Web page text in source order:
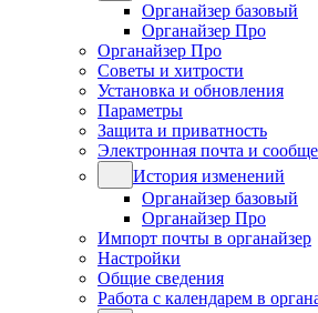
Органайзер базовый
Органайзер Про
Органайзер Про
Советы и хитрости
Установка и обновления
Параметры
Защита и приватность
Электронная почта и
История изменений
Органайзер базовый
Органайзер Про
Импорт почты в органайзер
Настройки
Общие сведения
Работа с календарем в